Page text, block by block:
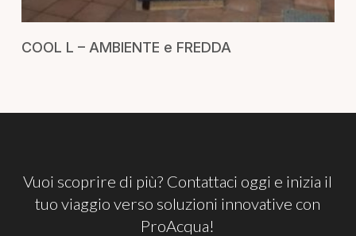
COOL L – AMBIENTE e FREDDA
Vuoi scoprire di più? Contattaci oggi e inizia il
tuo viaggio verso soluzioni innovative con
ProAcqua!